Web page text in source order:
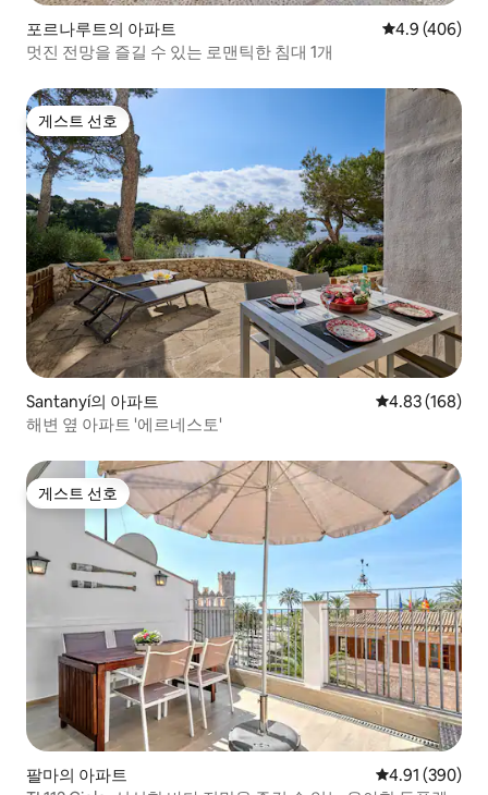
포르나루트의 아파트 평점 4.9점(5
4.9 (406)
멋진 전망을 즐길 수 있는 로맨틱한 침대 1개
게스트 선호
게스트 선호
Santanyí의 아파트 평점 4.83점(5
4.83 (168)
해변 옆 아파트 '에르네스토'
게스트 선호
게스트 선호
팔마의 아파트 평점 4.91점(5
4.91 (390)